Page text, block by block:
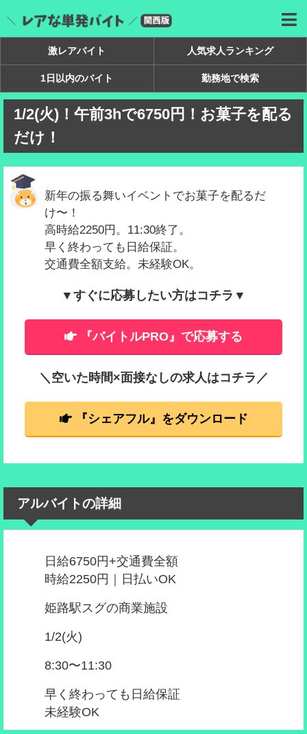
激レアバイト 人気求人ランキング
1日以内のバイト 勤務地で検索
1/2(火)！午前3hで6750円！お菓子を配る
だけ！
新年の振る舞いイベントでお菓子を配るだ
け〜！
高時給2250円。11:30終了。
早く終わっても日給保証。
交通費全額支給。未経験OK。
▼すぐに応募したい方はコチラ▼
『バイトルPRO』で応募する
＼空いた時間×面接なしの求人はコチラ／
『シェアフル』をダウンロード
アルバイトの詳細
日給6750円+交通費全額
時給2250円｜日払いOK
姫路駅スグの商業施設
1/2(火)
8:30〜11:30
早く終わっても日給保証
未経験OK